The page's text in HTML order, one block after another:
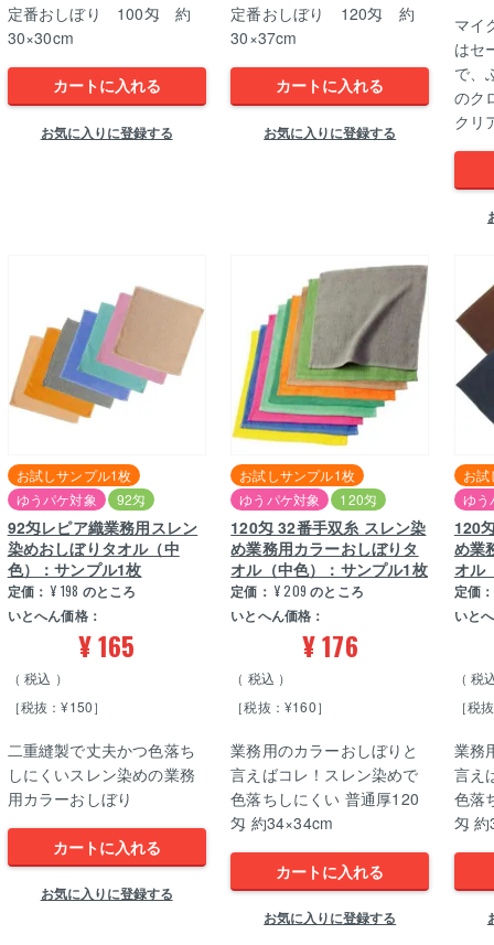
定番おしぼり 100匁 約
30×30cm
カートに入れる
お気に入りに登録する
定番おしぼり 120匁 約
30×37cm
カートに入れる
お気に入りに登録する
マイ
はセ
で、
のク
クリ
お試しサンプル1枚
ゆうパケ対象
92匁
92匁レピア織業務用スレン
染めおしぼりタオル（中
色）：サンプル1枚
定価： ¥ 198 のところ
いとへん価格：
¥165
税込
［税抜：¥150］
二重縫製で丈夫かつ色落ち
しにくいスレン染めの業務
用カラーおしぼり
カートに入れる
お気に入りに登録する
お試しサンプル1枚
ゆうパケ対象
120匁
120匁 32番手双糸 スレン染
め業務用カラーおしぼりタ
オル（中色）：サンプル1枚
定価： ¥ 209 のところ
いとへん価格：
¥176
税込
［税抜：¥160］
業務用のカラーおしぼりと
言えばコレ！スレン染めで
色落ちしにくい 普通厚120
匁 約34×34cm
カートに入れる
お気に入りに登録する
お
ゆう
120
め業
オル
定価：
いと
税
［税
業務
言え
色落
匁